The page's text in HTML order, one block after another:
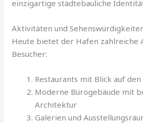
einzigartige städtebauliche
Aktivitäten und
Heute bietet der Hafen zahlreiche
Besucher:
Restaurants mit Blick auf den
Moderne Bürogebäude mit
Architektur
Galerien und